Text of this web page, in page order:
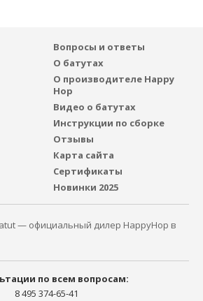
Вопросы и ответы
О батутах
О производителе Happy
Hop
Видео о батутах
Инструкции по сборке
Отзывы
Карта сайта
Сертификаты
Новинки 2025
— официальный дилер HappyHop в
по всем вопросам:
8 495 374-65-41